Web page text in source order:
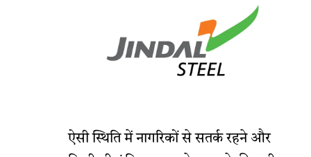
ऐसी स्थिति में नागरिकों से सतर्क रहने और